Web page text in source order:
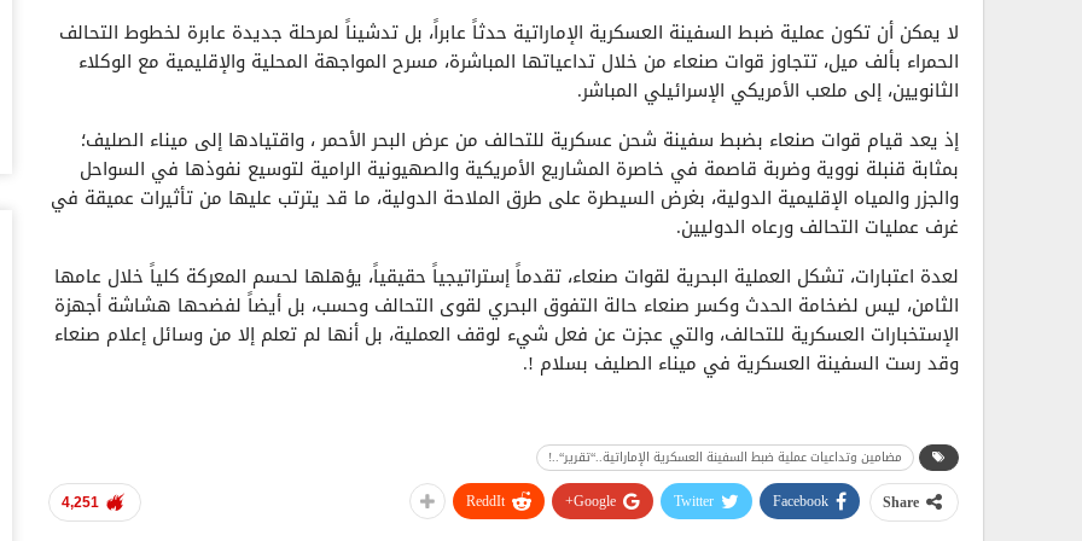
لا يمكن أن تكون عملية ضبط السفينة العسكرية الإماراتية حدثاً عابراً، بل تدشيناً لمرحلة جديدة عابرة لخطوط التحالف
الحمراء بألف ميل، تتجاوز قوات صنعاء من خلال تداعياتها المباشرة، مسرح المواجهة المحلية والإقليمية مع الوكلاء
الثانويين، إلى ملعب الأمريكي الإسرائيلي المباشر.
إذ يعد قيام قوات صنعاء بضبط سفينة شحن عسكرية للتحالف من عرض البحر الأحمر ، واقتيادها إلى ميناء الصليف؛
بمثابة قنبلة نووية وضربة قاصمة في خاصرة المشاريع الأمريكية والصهيونية الرامية لتوسيع نفوذها في السواحل
والجزر والمياه الإقليمية الدولية، بغرض السيطرة على طرق الملاحة الدولية، ما قد يترتب عليها من تأثيرات عميقة في
غرف عمليات التحالف ورعاه الدوليين.
لعدة اعتبارات، تشكل العملية البحرية لقوات صنعاء، تقدماً إستراتيجياً حقيقياً، يؤهلها لحسم المعركة كلياً خلال عامها
الثامن، ليس لضخامة الحدث وكسر صنعاء حالة التفوق البحري لقوى التحالف وحسب، بل أيضاً لفضحها هشاشة أجهزة
الإستخبارات العسكرية للتحالف، والتي عجزت عن فعل شيء لوقف العملية، بل أنها لم تعلم إلا من وسائل إعلام صنعاء
وقد رست السفينة العسكرية في ميناء الصليف بسلام !.
يبدو أنها العملية الوحيدة التي تمت بهذا الشكل في تاريخ الحروب الحديثة؛ تؤكد مدى تفوق القدرات العسكرية
البحرية لقوات صنعاء، وهو ما يعكس تطوراً ملحوظاً في قدرتها على الرصد والمتابعة والتنفيذ بسرعة خارقة.
أهم ما يمكن ملاحظته، هو التكتيك العال الذي رافق العملية لقوات صنعاء، من خلال تجنب الصدام البحري مع ما
مضامين وتداعيات عملية ضبط السفينة العسكرية الإماراتية..“تقرير“..!
4,251 Share
Facebook
Twitter
Google+
ReddIt